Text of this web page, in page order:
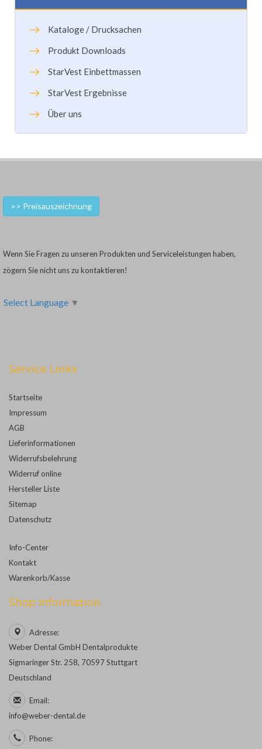
Kataloge / Drucksachen
Produkt Downloads
StarVest Einbettmassen
StarVest Ergebnisse
Über uns
>> Preisauszeichnung
Wenn Sie Fragen zu unseren Produkten und Serviceleistungen haben,
zögern Sie nicht uns zu kontaktieren!
Select Language ▼
Service Links
Startseite
Impressum
AGB
Lieferinformationen
Widerrufsbelehrung
Widerruf online
Hersteller Liste
Sitemap
Datenschutz
Info-Center
Kontakt
Warenkorb/Kasse
Shop Information
Adresse:
Weber Dental GmbH Dentalprodukte
Sigmaringer Str. 258, 70597 Stuttgart
Deutschland
Email:
info@weber-dental.de
Phone: